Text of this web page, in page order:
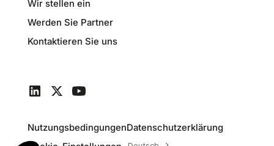
Wir stellen ein
Werden Sie Partner
Kontaktieren Sie uns
NutzungsbedingungenDatenschutzerklärung